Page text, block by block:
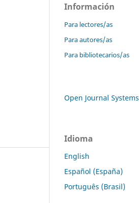
Información
Para lectores/as
Para autores/as
Para bibliotecarios/as
Open Journal Systems
Idioma
English
Español (España)
Português (Brasil)